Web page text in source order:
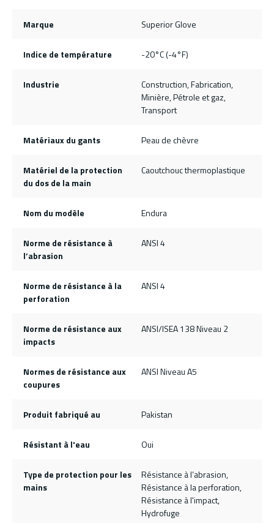
Marque Superior Glove
Indice de température -20°C (-4°F)
Industrie
Construction, Fabrication,
Minière, Pétrole et gaz,
Transport
Matériaux du gants Peau de chèvre
Matériel de la protection
du dos de la main
Caoutchouc thermoplastique
Nom du modèle Endura
Norme de résistance à
l’abrasion
ANSI 4
Norme de résistance à la
perforation
ANSI 4
Norme de résistance aux
impacts
ANSI/ISEA 138 Niveau 2
Normes de résistance aux
coupures
ANSI Niveau A5
Produit fabriqué au Pakistan
Résistant à l'eau Oui
Type de protection pour les
mains
Résistance à l’abrasion,
Résistance à la perforation,
Résistance à l'impact,
Hydrofuge